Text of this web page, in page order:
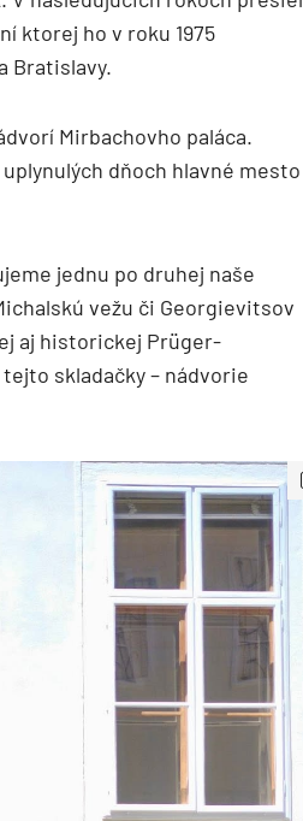
ktorej ho v roku 1975
Bratislavy.
Mirbachovho paláca.
dňoch hlavné mesto
jednu po druhej naše
vežu či Georgievitsov
aj historickej Prüger-
skladačky – nádvorie